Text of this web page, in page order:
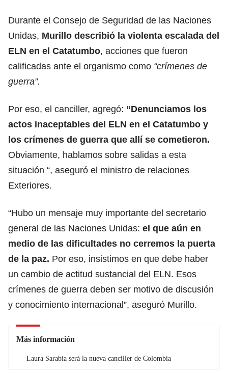
Durante el Consejo de Seguridad de las Naciones
Unidas, Murillo describió la violenta escalada del
ELN en el Catatumbo, acciones que fueron
calificadas ante el organismo como “crímenes de
guerra”.
Por eso, el canciller, agregó: “Denunciamos los
actos inaceptables del ELN en el Catatumbo y
los crímenes de guerra que allí se cometieron.
Obviamente, hablamos sobre salidas a esta
situación “, aseguró el ministro de relaciones
Exteriores.
“Hubo un mensaje muy importante del secretario
general de las Naciones Unidas: el que aún en
medio de las dificultades no cerremos la puerta
de la paz. Por eso, insistimos en que debe haber
un cambio de actitud sustancial del ELN. Esos
crímenes de guerra deben ser motivo de discusión
y conocimiento internacional”, aseguró Murillo.
Más información
Laura Sarabia será la nueva canciller de Colombia